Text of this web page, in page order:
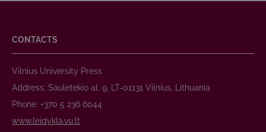
CONTACTS
Vilnius University Press
Address: Saulėtekio al. 9, LT-01131 Vilnius, Lithuania
Phone: +370 5 236 6044
www.leidykla.vu.lt